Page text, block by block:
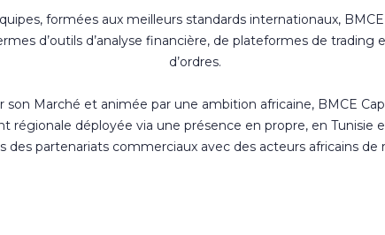
formées aux meilleurs standards internationaux,
d’outils d’analyse financière, de plateformes de
d’ordres.
son Marché et animée par une ambition africaine, BMCE
régionale déployée via une présence en propre, en Tunisie
des partenariats commerciaux avec des acteurs africains de